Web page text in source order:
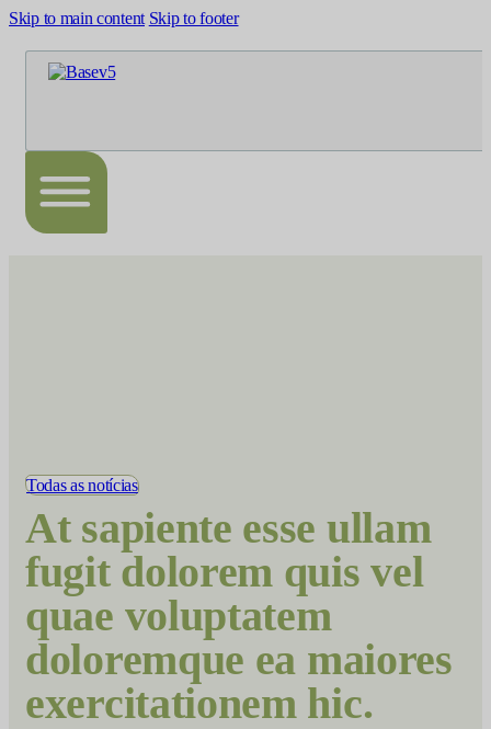
Skip to main content Skip to footer
Todas as notícias
At sapiente esse ullam
fugit dolorem quis vel
quae voluptatem
doloremque ea maiores
exercitationem hic.